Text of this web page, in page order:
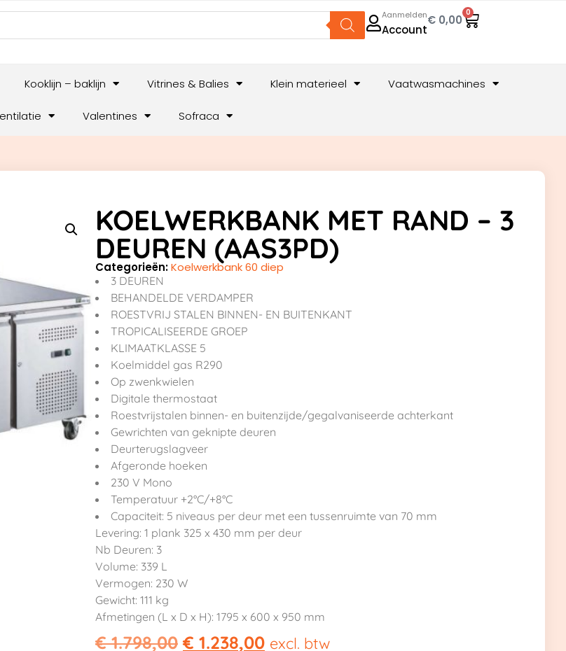
Aanmelden
Account
€ 0,00
0
Kooklijn – baklijn Vitrines & Balies Klein materieel Vaatwasmachines
Valentines Sofraca
KOELWERKBANK MET RAND – 3
DEUREN (AAS3PD)
Categorieën:Koelwerkbank 60 diep
3 DEUREN
BEHANDELDE VERDAMPER
ROESTVRIJ STALEN BINNEN- EN BUITENKANT
TROPICALISEERDE GROEP
KLIMAATKLASSE 5
Koelmiddel gas R290
Op zwenkwielen
Digitale thermostaat
Roestvrijstalen binnen- en buitenzijde/gegalvaniseerde achterkant
Gewrichten van geknipte deuren
Deurterugslagveer
Afgeronde hoeken
230 V Mono
Temperatuur +2°C/+8°C
Capaciteit: 5 niveaus per deur met een tussenruimte van 70 mm
Levering: 1 plank 325 x 430 mm per deur
Nb Deuren: 3
Volume: 339 L
Vermogen: 230 W
Gewicht: 111 kg
Afmetingen (L x D x H): 1795 x 600 x 950 mm
€1.798,00 € 1.238,00 excl. btw